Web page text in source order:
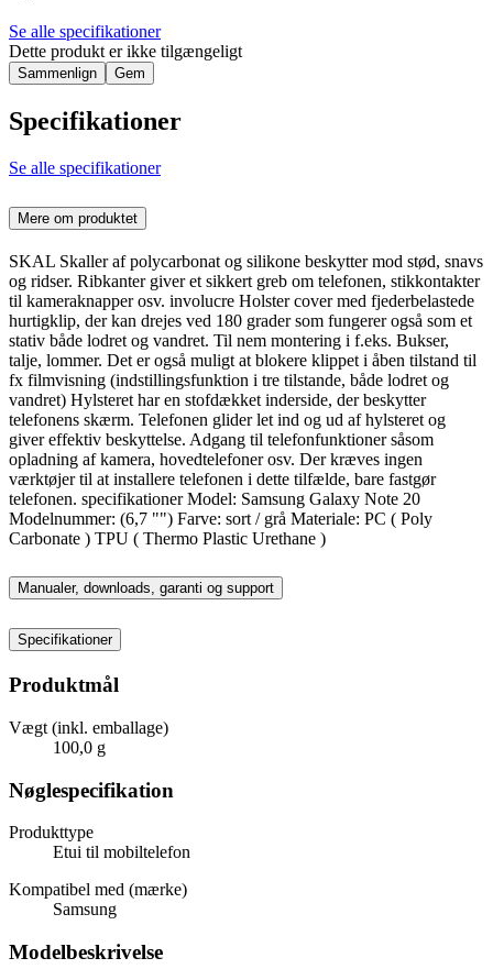
Se alle specifikationer
Dette produkt er ikke tilgængeligt
Sammenlign Gem
Specifikationer
Se alle specifikationer
Mere om produktet
SKAL Skaller af polycarbonat og silikone beskytter mod stød, snavs
og ridser. Ribkanter giver et sikkert greb om telefonen, stikkontakter
til kameraknapper osv. involucre Holster cover med fjederbelastede
hurtigklip, der kan drejes ved 180 grader som fungerer også som et
stativ både lodret og vandret. Til nem montering i f.eks. Bukser,
talje, lommer. Det er også muligt at blokere klippet i åben tilstand til
fx filmvisning (indstillingsfunktion i tre tilstande, både lodret og
vandret) Hylsteret har en stofdækket inderside, der beskytter
telefonens skærm. Telefonen glider let ind og ud af hylsteret og
giver effektiv beskyttelse. Adgang til telefonfunktioner såsom
opladning af kamera, hovedtelefoner osv. Der kræves ingen
værktøjer til at installere telefonen i dette tilfælde, bare fastgør
telefonen. specifikationer Model: Samsung Galaxy Note 20
Modelnummer: (6,7 "") Farve: sort / grå Materiale: PC ( Poly
Carbonate ) TPU ( Thermo Plastic Urethane )
Manualer, downloads, garanti og support
Specifikationer
Produktmål
Vægt (inkl. emballage)
100,0 g
Nøglespecifikation
Produkttype
Etui til mobiltelefon
Kompatibel med (mærke)
Samsung
Modelbeskrivelse